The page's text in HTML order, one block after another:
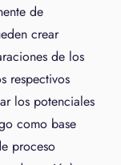
de
crear
de los
respectivos
los potenciales
como base
proceso